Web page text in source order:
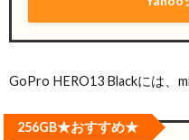
GoPro HERO13 Blackには、
256GB★おすすめ★